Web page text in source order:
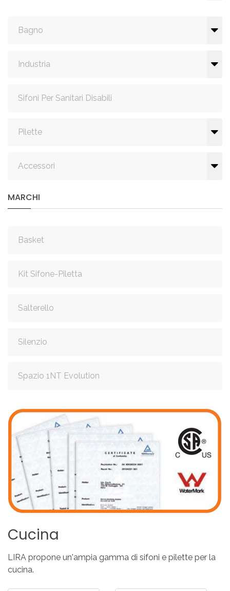
Bagno
Industria
Sifoni Per Sanitari Disabili
Pilette
Accessori
MARCHI
Basket
Kit Sifone-Piletta
Salterello
Silenzio
Spazio 1NT Evolution
Cucina
LIRA propone un'ampia gamma di sifoni e pilette per la
cucina.